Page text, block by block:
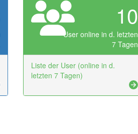
10
User online in d. letzten
7 Tagen
Liste der User (online in d.
letzten 7 Tagen)